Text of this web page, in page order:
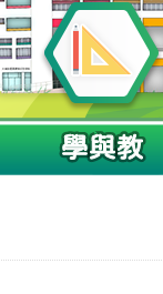
學與教